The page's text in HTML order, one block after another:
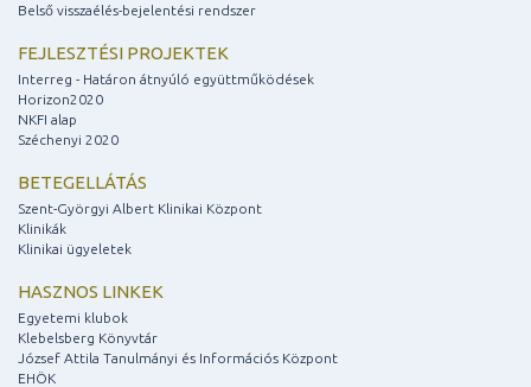
Belső visszaélés-bejelentési rendszer
FEJLESZTÉSI PROJEKTEK
Interreg - Határon átnyúló együttműködések
Horizon2020
NKFI alap
Széchenyi 2020
BETEGELLÁTÁS
Szent-Györgyi Albert Klinikai Központ
Klinikák
Klinikai ügyeletek
HASZNOS LINKEK
Egyetemi klubok
Klebelsberg Könyvtár
József Attila Tanulmányi és Információs Központ
EHÖK